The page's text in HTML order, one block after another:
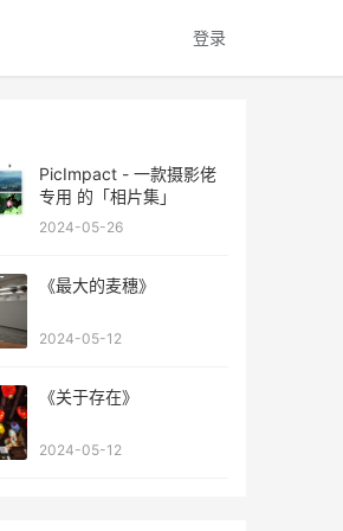
登录
PicImpact - 一款摄影佬
专用 的「相片集」
2024-05-26
《最大的麦穗》
2024-05-12
《关于存在》
2024-05-12